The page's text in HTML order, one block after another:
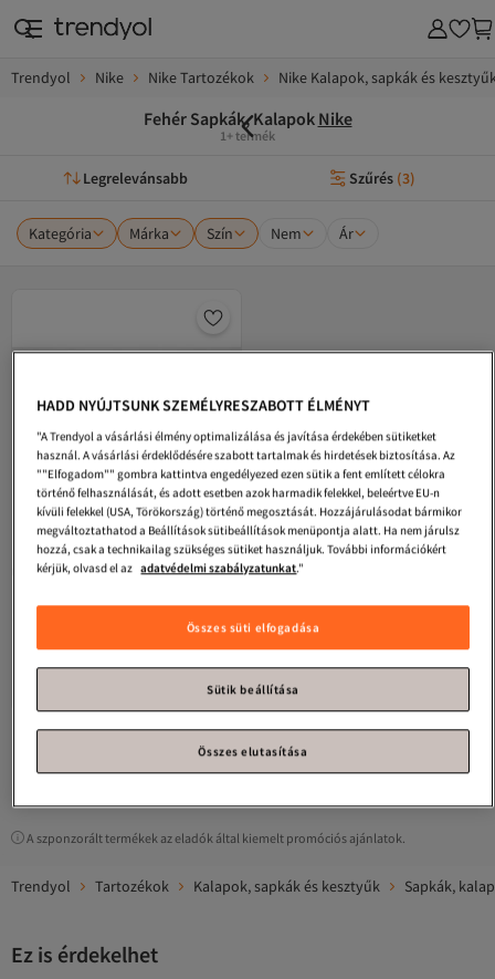
Trendyol Nike Nike Tartozékok Nike Kalapok, sapkák és
Fehér Sapkák, Kalapok Nike
1+ termék
Legrelevánsabb Szűrés (3)
Kategória Márka Szín Nem Ár
Nike
U NK PEAK BEANIE PREM H25
1
A szponzorált termékek az eladók által kiemelt promóciós ajánlatok.
Trendyol Tartozékok Kalapok, sapkák és kesztyűk Sapkák,
Ez is érdekelhet
HADD NYÚJTSUNK SZEMÉLYRESZABOTT ÉLMÉNYT
"A Trendyol a vásárlási élmény optimalizálása és javítása érdekében sütiketket
használ. A vásárlási érdeklődésére szabott tartalmak és hirdetések biztosítása. Az
""Elfogadom"" gombra kattintva engedélyezed ezen sütik a fent említett célokra
történő felhasználását, és adott esetben azok harmadik felekkel, beleértve EU-n
kívüli felekkel (USA, Törökország) történő megosztását. Hozzájárulásodat bármikor
megváltoztathatod a Beállítások sütibeállítások menüpontja alatt. Ha nem járulsz
hozzá, csak a technikailag szükséges sütiket használjuk. További információkért
kérjük, olvasd el az adatvédelmi szabályzatunkat."
Összes süti elfogadása
Sütik beállítása
Összes elutasítása